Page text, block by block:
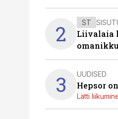
2 ST
Liivalaia
omanikku
3 UUDISED
Hepsor
Lätti